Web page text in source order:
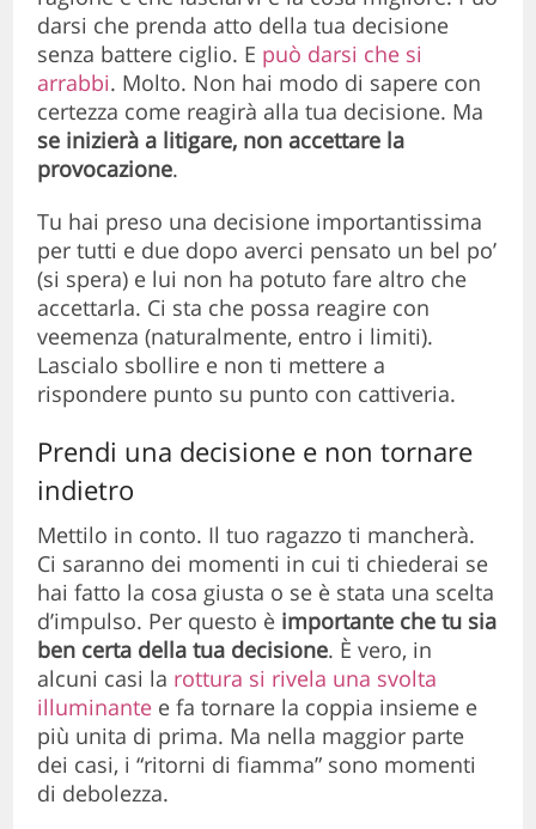
darsi che prenda atto della tua decisione
senza battere ciglio. E può darsi che si
arrabbi. Molto. Non hai modo di sapere con
certezza come reagirà alla tua decisione. Ma
se inizierà a litigare, non accettare la
provocazione.
Tu hai preso una decisione importantissima
per tutti e due dopo averci pensato un bel po’
(si spera) e lui non ha potuto fare altro che
accettarla. Ci sta che possa reagire con
veemenza (naturalmente, entro i limiti).
Lascialo sbollire e non ti mettere a
rispondere punto su punto con cattiveria.
Prendi una decisione e non tornare
indietro
Mettilo in conto. Il tuo ragazzo ti mancherà.
Ci saranno dei momenti in cui ti chiederai se
hai fatto la cosa giusta o se è stata una scelta
d’impulso. Per questo è importante che tu sia
ben certa della tua decisione. È vero, in
alcuni casi la rottura si rivela una svolta
illuminante e fa tornare la coppia insieme e
più unita di prima. Ma nella maggior parte
dei casi, i “ritorni di fiamma” sono momenti
di debolezza.